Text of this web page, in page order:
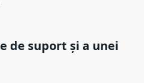
de suport și a unei